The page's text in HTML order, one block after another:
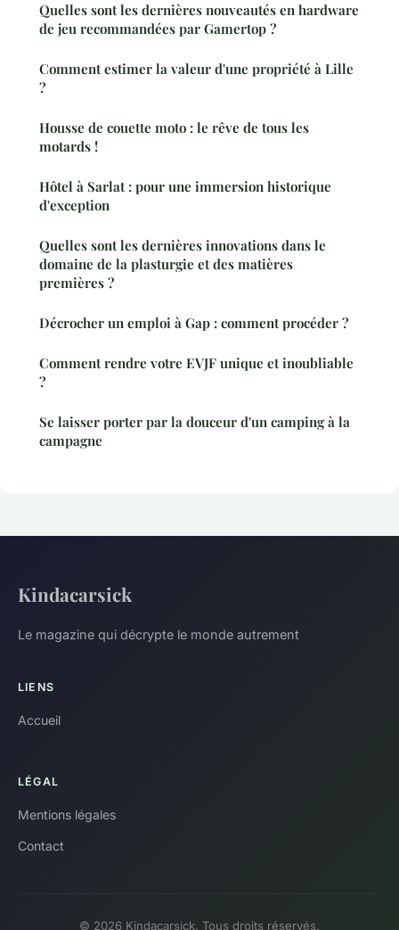
Quelles sont les dernières nouveautés en hardware
de jeu recommandées par Gamertop ?
Comment estimer la valeur d'une propriété à Lille
?
Housse de couette moto : le rêve de tous les
motards !
Hôtel à Sarlat : pour une immersion historique
d'exception
Quelles sont les dernières innovations dans le
domaine de la plasturgie et des matières
premières ?
Décrocher un emploi à Gap : comment procéder ?
Comment rendre votre EVJF unique et inoubliable
?
Se laisser porter par la douceur d'un camping à la
campagne
Kindacarsick
Le magazine qui décrypte le monde autrement
LIENS
Accueil
LÉGAL
Mentions légales
Contact
© 2026 Kindacarsick. Tous droits réservés.